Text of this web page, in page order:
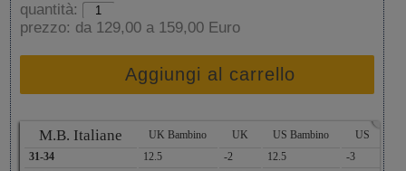
quantità:
prezzo: da 129,00 a 159,00 Euro
Aggiungi al carrello
M.B. Italiane UK Bambino UK US Bambino US
31-34
12.5 -2 12.5 -3
x